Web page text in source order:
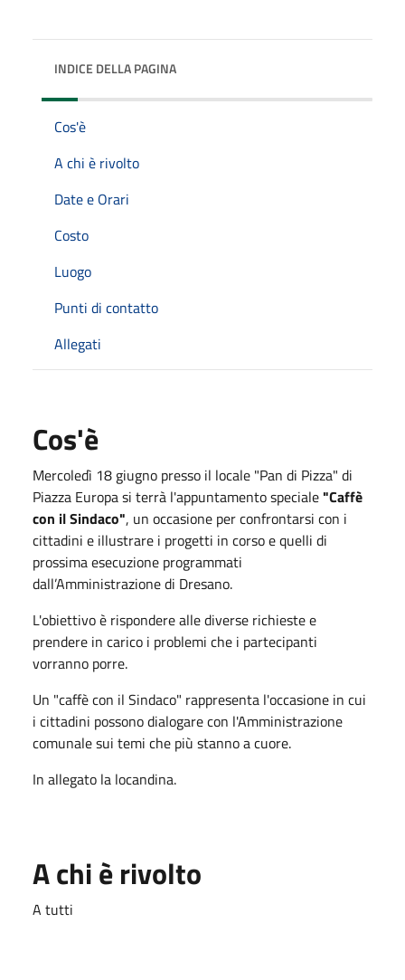
INDICE DELLA PAGINA
Cos'è
A chi è rivolto
Date e Orari
Costo
Luogo
Punti di contatto
Allegati
Cos'è
Mercoledì 18 giugno presso il locale "Pan di Pizza" di
Piazza Europa si terrà l'appuntamento speciale"Caffè
con il Sindaco", un occasione per confrontarsi con i
cittadini e illustrare i progetti in corso e quelli di
prossima esecuzione programmati
dall’Amministrazione di Dresano.
L'obiettivo è rispondere alle diverse richieste e
prendere in carico i problemi che i partecipanti
vorranno porre.
Un "caffè con il Sindaco" rappresenta l'occasione in cui
i cittadini possono dialogare con l'Amministrazione
comunale sui temi che più stanno a cuore.
In allegato la locandina.
A chi è rivolto
A tutti